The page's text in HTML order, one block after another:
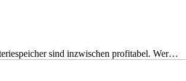
sind inzwischen profitabel. Wer…